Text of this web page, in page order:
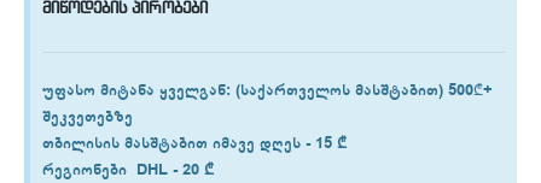
მიწოდების პირობები
უფასო მიტანა ყველგან: (საქართველოს მასშტაბით) 500₾+
შეკვეთებზე
თბილისის მასშტაბით იმავე დღეს -15 ₾
რეგიონები DHL -20 ₾